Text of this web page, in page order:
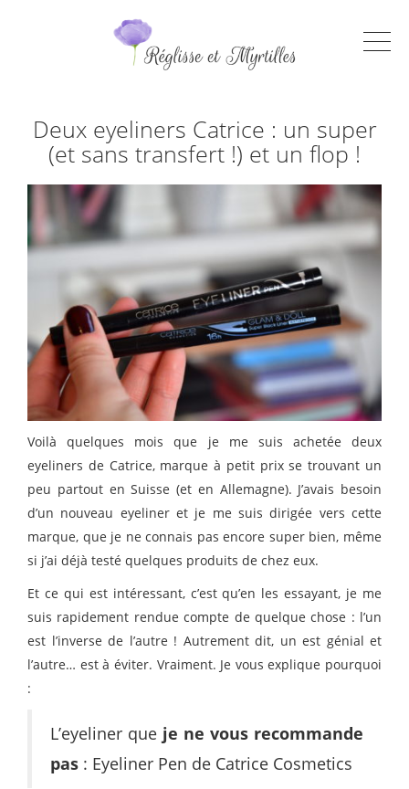
Deux eyeliners Catrice : un super
(et sans transfert !) et un flop !
Voilà quelques mois que je me suis achetée deux
eyeliners de Catrice, marque à petit prix se trouvant un
peu partout en Suisse (et en Allemagne). J’avais besoin
d’un nouveau eyeliner et je me suis dirigée vers cette
marque, que je ne connais pas encore super bien, même
si j’ai déjà testé quelques produits de chez eux.
Et ce qui est intéressant, c’est qu’en les essayant, je me
suis rapidement rendue compte de quelque chose : l’un
est l’inverse de l’autre ! Autrement dit, un est génial et
l’autre… est à éviter. Vraiment. Je vous explique pourquoi
:
L’eyeliner que je ne vous recommande
pas : Eyeliner Pen de Catrice Cosmetics